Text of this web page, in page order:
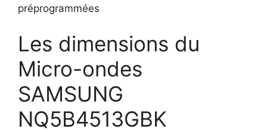
préprogrammées
Les dimensions du
Micro-ondes
SAMSUNG
NQ5B4513GBK